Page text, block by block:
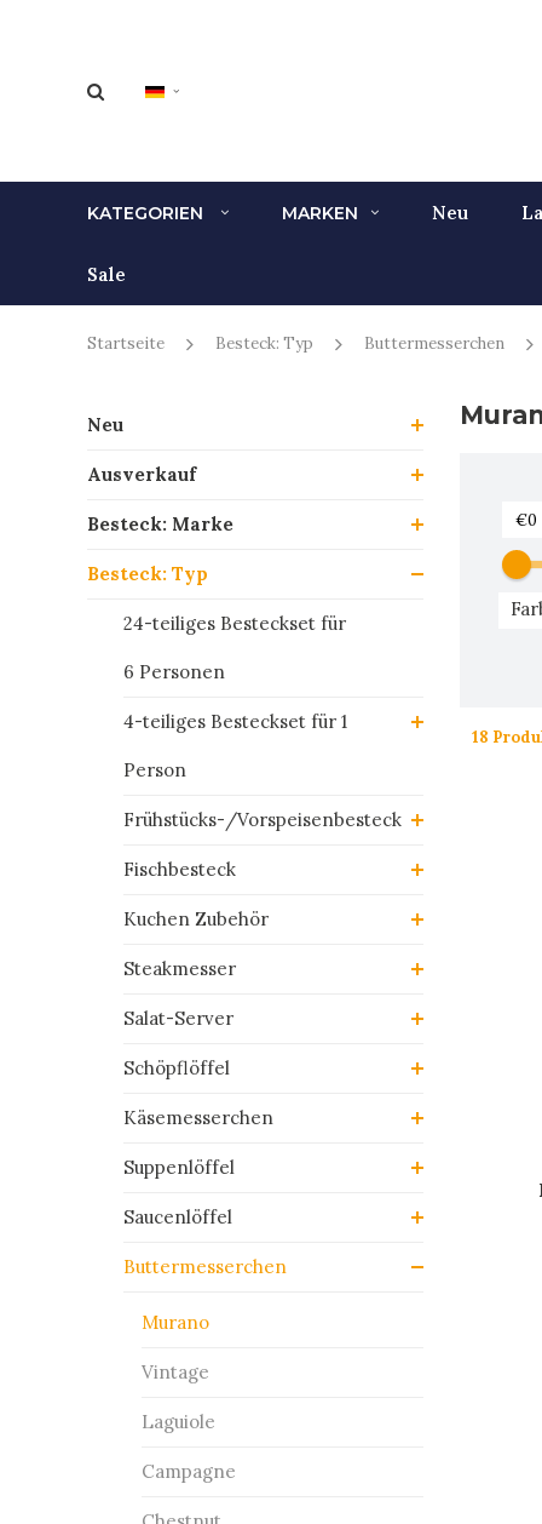
KATEGORIEN MARKEN Neu
Sale
Startseite Besteck: Typ Buttermesserchen
Neu
Ausverkauf
Besteck: Marke
Besteck: Typ
24-teiliges Besteckset für
6 Personen
4-teiliges Besteckset für 1
Person
Frühstücks-/Vorspeisenbesteck
Fischbesteck
Kuchen Zubehör
Steakmesser
Salat-Server
Schöpflöffel
Käsemesserchen
Suppenlöffel
Saucenlöffel
Buttermesserchen
Murano
Vintage
Laguiole
Campagne
18